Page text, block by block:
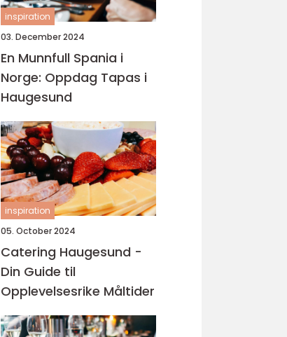
inspiration
03. December 2024
En Munnfull Spania i
Norge: Oppdag Tapas i
Haugesund
inspiration
05. October 2024
Catering Haugesund -
Din Guide til
Opplevelsesrike Måltider